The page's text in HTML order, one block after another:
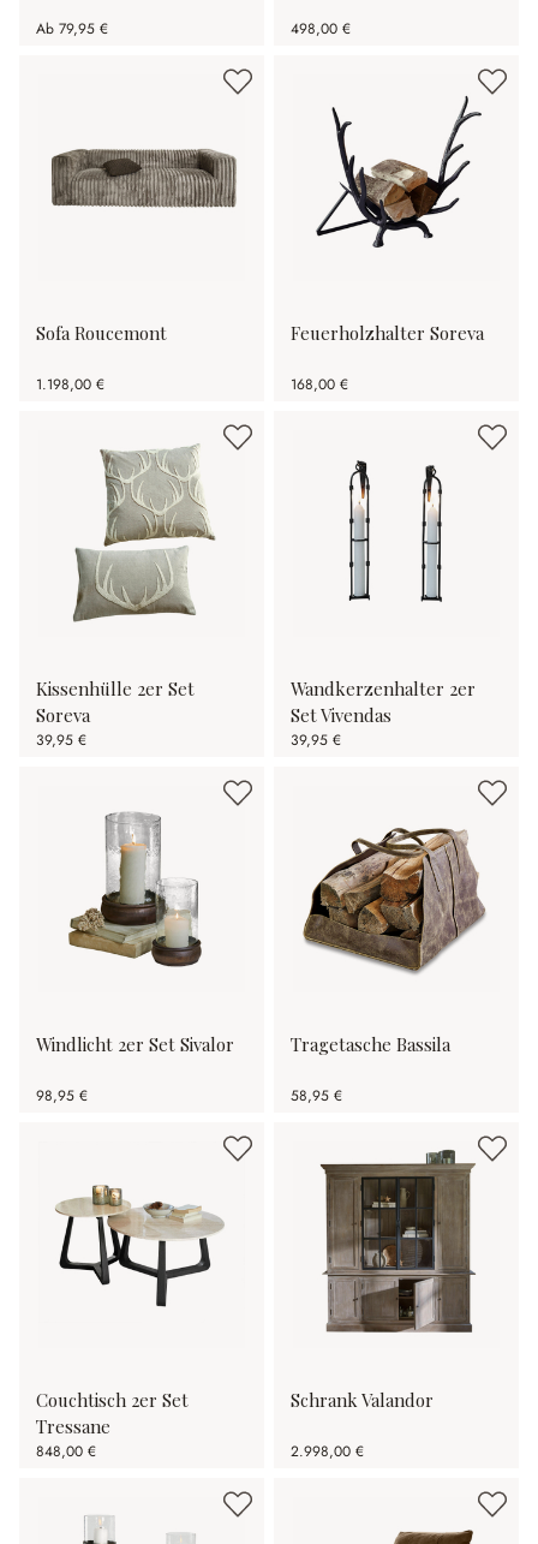
Ab 79,95 € 498,00 €
Sofa Roucemont
1.198,00 €
Feuerholzhalter Soreva
168,00 €
Kissenhülle 2er Set
Soreva
39,95 €
Wandkerzenhalter 2er
Set Vivendas
39,95 €
Windlicht 2er Set Sivalor
98,95 €
Tragetasche Bassila
58,95 €
Couchtisch 2er Set
Tressane
848,00 €
Schrank Valandor
2.998,00 €